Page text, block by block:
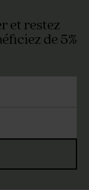
et restez
de 5%